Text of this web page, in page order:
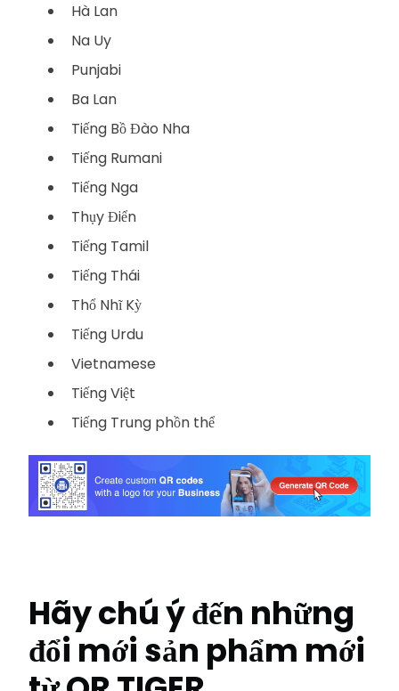
Hà Lan
Na Uy
Punjabi
Ba Lan
Tiếng Bồ Đào Nha
Tiếng Rumani
Tiếng Nga
Thụy Điển
Tiếng Tamil
Tiếng Thái
Thổ Nhĩ Kỳ
Tiếng Urdu
Vietnamese
Tiếng Việt
Tiếng Trung phồn thể
Hãy chú ý đến những
đổi mới sản phẩm mới